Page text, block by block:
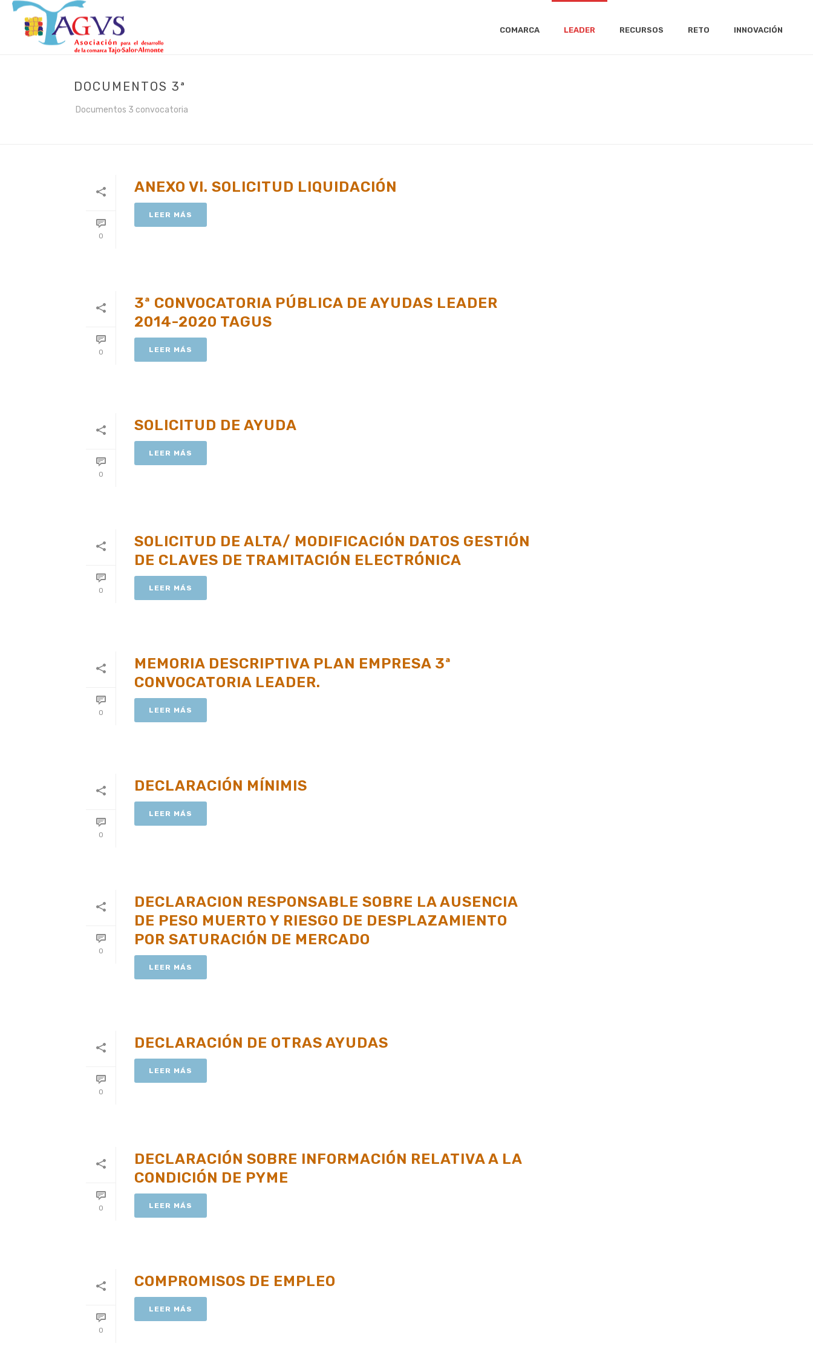
COMARCA LEADER RECURSOS RETO INNOVACIÓN
DOCUMENTOS 3ª
Documentos 3 convocatoria
0
ANEXO VI. SOLICITUD LIQUIDACIÓN
LEER MÁS
0
3ª CONVOCATORIA PÚBLICA DE AYUDAS LEADER
2014-2020 TAGUS
LEER MÁS
0
SOLICITUD DE AYUDA
LEER MÁS
0
SOLICITUD DE ALTA/ MODIFICACIÓN DATOS GESTIÓN
DE CLAVES DE TRAMITACIÓN ELECTRÓNICA
LEER MÁS
0
MEMORIA DESCRIPTIVA PLAN EMPRESA 3ª
CONVOCATORIA LEADER.
LEER MÁS
0
DECLARACIÓN MÍNIMIS
LEER MÁS
0
DECLARACION RESPONSABLE SOBRE LA AUSENCIA
DE PESO MUERTO Y RIESGO DE DESPLAZAMIENTO
POR SATURACIÓN DE MERCADO
LEER MÁS
0
DECLARACIÓN DE OTRAS AYUDAS
LEER MÁS
0
DECLARACIÓN SOBRE INFORMACIÓN RELATIVA A LA
CONDICIÓN DE PYME
LEER MÁS
0
COMPROMISOS DE EMPLEO
LEER MÁS